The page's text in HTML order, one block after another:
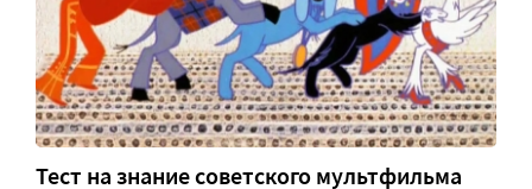
Тест на знание советского мультфильма